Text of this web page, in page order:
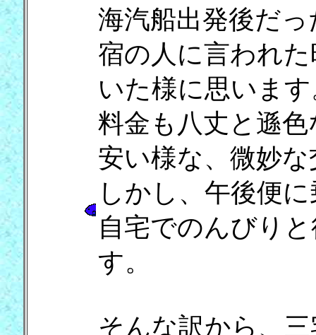
海汽船出発後だ
宿の人に言われ
いた様に思いま
料金も八丈と遜
安い様な、微妙
しかし、午後便
自宅でのんびり
す。
そんな訳から、